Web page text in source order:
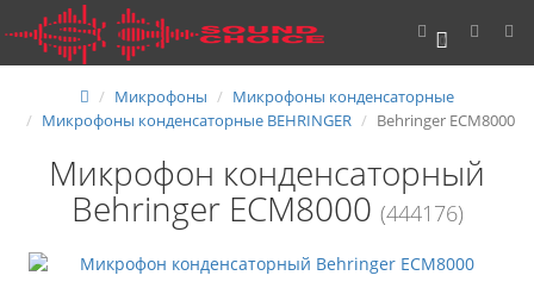
0
Микрофоны
Микрофоны конденсаторные
Микрофоны конденсаторные BEHRINGER
Behringer ECM8000
Микрофон конденсаторный
Behringer ECM8000 (444176)